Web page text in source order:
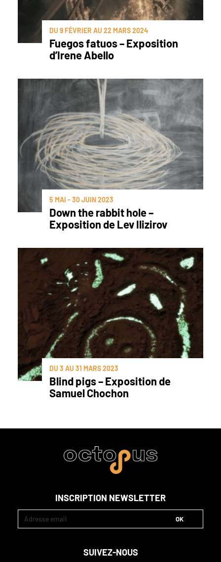
DU 9 FÉVRIER AU 22 MARS 2024
Fuegos fatuos – Exposition
d’Irene Abello
5 MAI - 30 JUIN 2023
Down the rabbit hole –
Exposition de Lev Ilizirov
DU 3 AU 31 MARS 2023
Blind pigs – Exposition de
Samuel Chochon
INSCRIPTION NEWSLETTER
SUIVEZ-NOUS